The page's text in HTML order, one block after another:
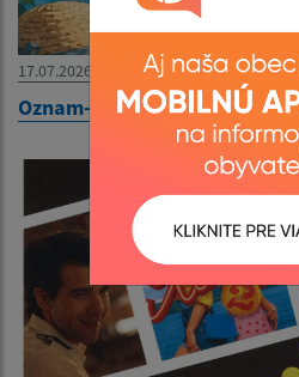
17.07.2026
Oznam-Obecná knižnica Víťaz